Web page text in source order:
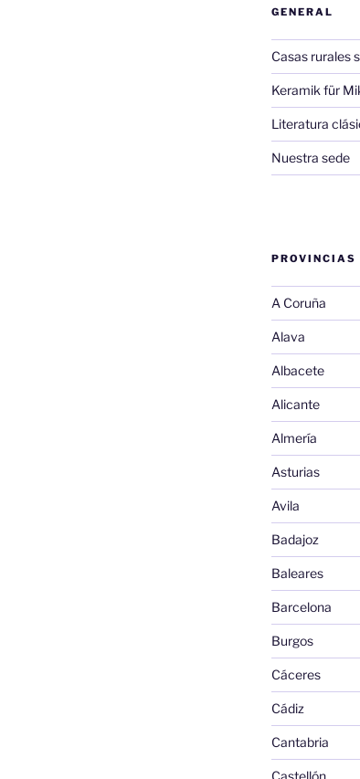
GENERAL
Casas rurales
Keramik für
Literatura
Nuestra sede
PROVINCIAS
A Coruña
Alava
Albacete
Alicante
Almería
Asturias
Avila
Badajoz
Baleares
Barcelona
Burgos
Cáceres
Cádiz
Cantabria
Castellón